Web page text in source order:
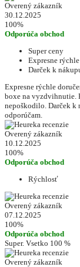
Overený zákazník
30.12.2025
100%
Odporúča obchod
Super ceny
Expresne
Darček k
Expresne rýchle
boxe na vyzdvihnutie.
nepoškodilo. Darček k
odporúčam.
Overený zákazník
10.12.2025
100%
Odporúča obchod
Rýchlosť
Overený zákazník
07.12.2025
100%
Odporúča obchod
Super. Vsetko 100 %
Overený zákazník